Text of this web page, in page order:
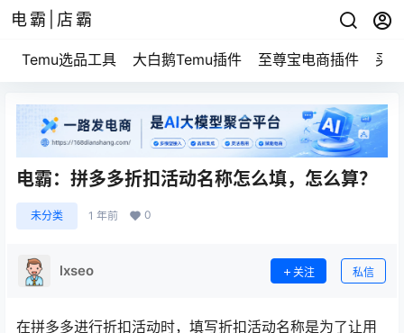
电霸|店霸
Temu选品工具 大白鹅Temu插件 至尊宝电商插件 买
电霸：拼多多折扣活动名称怎么填，怎么算？
未分类 1 年前 0
lxseo 关注 私信
在拼多多进行折扣活动时，填写折扣活动名称是为了让用